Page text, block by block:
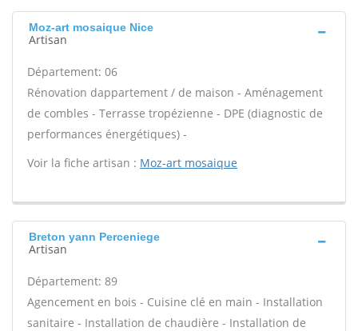
Moz-art mosaique Nice
Artisan
Département: 06
Rénovation dappartement / de maison - Aménagement
de combles - Terrasse tropézienne - DPE (diagnostic de
performances énergétiques) -
Voir la fiche artisan : Moz-art mosaique
Breton yann Perceniege
Artisan
Département: 89
Agencement en bois - Cuisine clé en main - Installation
sanitaire - Installation de chaudière - Installation de